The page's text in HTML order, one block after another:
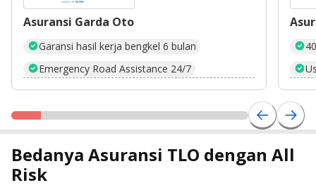
Asuransi Garda Oto
Garansi hasil kerja bengkel 6 bulan
Emergency Road Assistance 24/7
Bedanya Asuransi TLO dengan All
Risk